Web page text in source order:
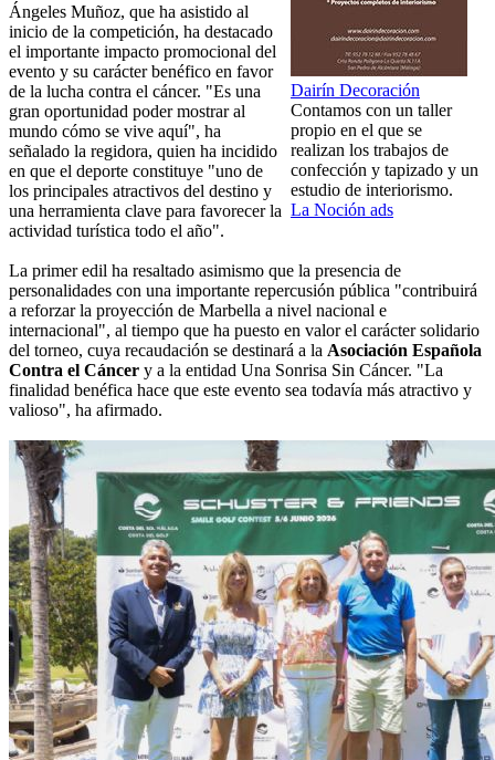
Dairín Decoración
Contamos con un taller
propio en el que se
realizan los trabajos de
confección y tapizado y un
estudio de interiorismo.
La Noción ads
Ángeles Muñoz, que ha asistido al
inicio de la competición, ha destacado
el importante impacto promocional del
evento y su carácter benéfico en favor
de la lucha contra el cáncer. "Es una
gran oportunidad poder mostrar al
mundo cómo se vive aquí", ha
señalado la regidora, quien ha incidido
en que el deporte constituye "uno de
los principales atractivos del destino y
una herramienta clave para favorecer la
actividad turística todo el año".
La primer edil ha resaltado asimismo que la presencia de
personalidades con una importante repercusión pública "contribuirá
a reforzar la proyección de Marbella a nivel nacional e
internacional", al tiempo que ha puesto en valor el carácter solidario
del torneo, cuya recaudación se destinará a la Asociación Española
Contra el Cáncer y a la entidad Una Sonrisa Sin Cáncer. "La
finalidad benéfica hace que este evento sea todavía más atractivo y
valioso", ha afirmado.